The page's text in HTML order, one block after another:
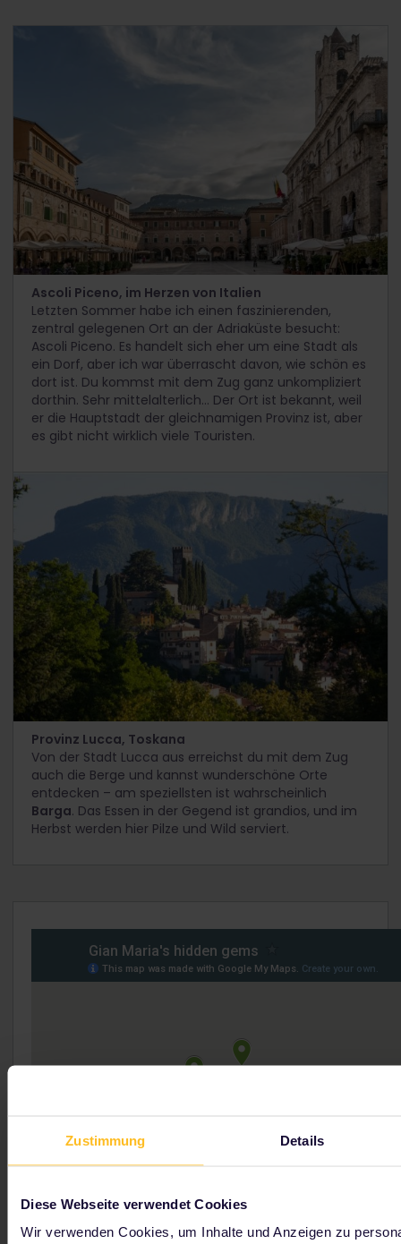
Zustimmung Details
Diese Webseite verwendet Cookies
Wir verwenden Cookies, um Inhalte und Anzeigen zu
Ascoli Piceno, im Herzen von Italien
Letzten Sommer habe ich einen faszinierenden,
zentral gelegenen Ort an der Adriaküste besucht:
Ascoli Piceno. Es handelt sich eher um eine Stadt als
ein Dorf, aber ich war überrascht davon, wie schön es
dort ist. Du kommst mit dem Zug ganz unkompliziert
dorthin. Sehr mittelalterlich... Der Ort ist bekannt, weil
er die Hauptstadt der gleichnamigen Provinz ist, aber
es gibt nicht wirklich viele Touristen.
Provinz Lucca, Toskana
Von der Stadt Lucca aus erreichst du mit dem Zug
auch die Berge und kannst wunderschöne Orte
entdecken – am speziellsten ist wahrscheinlich
Barga. Das Essen in der Gegend ist grandios, und im
Herbst werden hier Pilze und Wild serviert.